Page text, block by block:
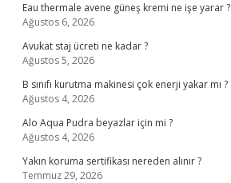
Eau thermale avene güneş kremi ne işe yarar ?
Ağustos 6, 2026
Avukat staj ücreti ne kadar ?
Ağustos 5, 2026
B sınıfı kurutma makinesi çok enerji yakar mı ?
Ağustos 4, 2026
Alo Aqua Pudra beyazlar için mi ?
Ağustos 4, 2026
Yakın koruma sertifikası nereden alınır ?
Temmuz 29, 2026